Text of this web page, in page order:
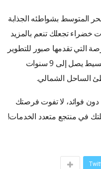
المتوسط بشواطئه الجذابة
خضراء تجعلك تنعم بالمزيد
التي تقدمها صبور للتطوير
العقاري بأقل مقدم ودون فوائد مع تقسيط يصل إلى 9 سنوات
الساحل الشمالي.
وقسط على 9 سنوات دون فوائد، لا تفوت فرصتك
في منتجع متعدد الخدمات!